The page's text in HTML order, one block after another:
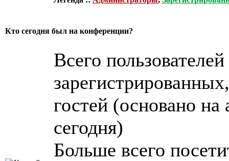
Кто сегодня был на конференции?
Всего
гостей (основано на
сегодня)
Больше всего